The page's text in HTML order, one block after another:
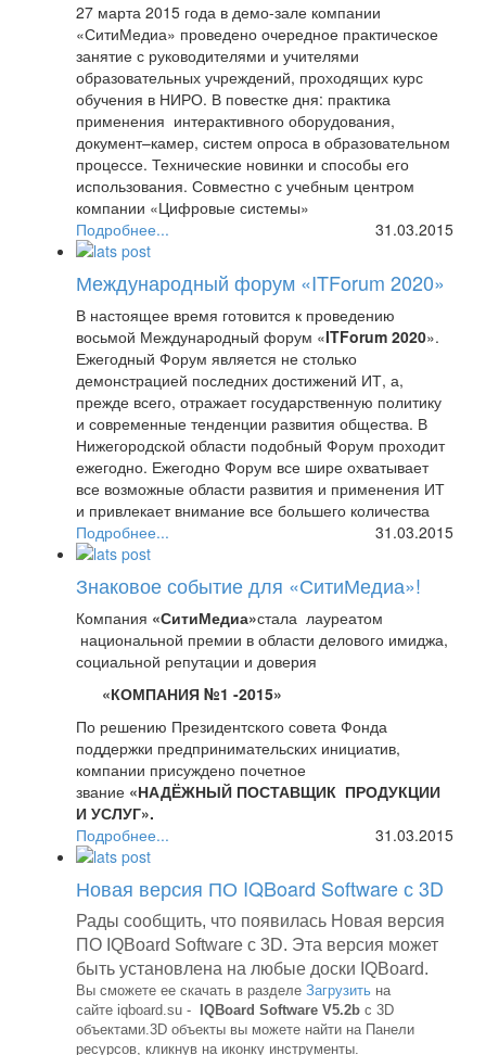
27 марта 2015 года в демо-зале компании
«СитиМедиа» проведено очередное практическое
занятие с руководителями и учителями
образовательных учреждений, проходящих курс
обучения в НИРО. В повестке дня: практика
применения интерактивного оборудования,
документ–камер, систем опроса в образовательном
процессе. Технические новинки и способы его
использования. Совместно с учебным центром
компании «Цифровые системы»
продемонстрирована возможность дистанционного
обучения и совместная работа над проектами.
Участники получили полезный практический опыт и
удовольствие от общения.
Подробнее... 31.03.2015
Международный форум «ITForum 2020»
В настоящее время готовится к проведению
восьмой Международный форум «ITForum 2020».
Ежегодный Форум является не столько
демонстрацией последних достижений ИТ, а,
прежде всего, отражает государственную политику
и современные тенденции развития общества. В
Нижегородской области подобный Форум проходит
ежегодно. Ежегодно Форум все шире охватывает
все возможные области развития и применения ИТ
и привлекает внимание все большего количества
участников.
На Форуме представлен широкий спектр
возможностей для организаций и участников.
Мероприятия Форума проходят в рамках
тематических конференций, «круглых столов»,
дискуссионных клубов, заседаний секций, будет
организована стендовая экспозиция.
http://itforum2020.ru/?id=6595
Компания «СитиМедиа» (http://sitimedia.ru)
является техническим партнером данного
мероприятия.
Приглашаем посетить стенд компании
«СитиМедиа
», на котором мы представим
новейшие интерактивные системы и оборудование:
- интерактивный столEliteBoardСовременный
дизайн, широкие возможности по демонстрации
контента, обучению, совместной работе, доступная
цена и надежность.
- 4К панельEliteBoard UHDLH-84UT6Качество
картинки и необъятные возможности применения в
образовательном процессе, в сфере рекламы, в
Подробнее... 31.03.2015
Знаковое событие для «СитиМедиа»!
Компания «СитиМедиа»стала лауреатом
национальной премии в области делового имиджа,
социальной репутации и доверия
«КОМПАНИЯ №1 -2015»
По решению Президентского совета Фонда
поддержки предпринимательских инициатив,
компании присуждено почетное
звание «НАДЁЖНЫЙ ПОСТАВЩИК ПРОДУКЦИИ
И УСЛУГ».
Лауреаты Премии включены в Федеральный Реестр
Надежных компаний, сформированного для
органов государственной и муниципальной власти и
потребительского сектора России.
Успехи компании были бы невозможны без
внимательного и лояльного отношения к запросам
клиентов, высокой ответственности и
профессионализма.
Нам можно доверять!
Подробнее... 31.03.2015
Новая версия ПО IQBoard Software с 3D
Рады сообщить, что появилась Новая версия
ПО IQBoard Software с 3D. Эта версия может
быть установлена на любые доски IQBoard.
Вы сможете ее скачать в разделе Загрузить на
сайте iqboard.su - IQBoard Software V5.2b с 3D
объектами.3D объекты вы можете найти на Панели
ресурсов, кликнув на иконку инструменты.